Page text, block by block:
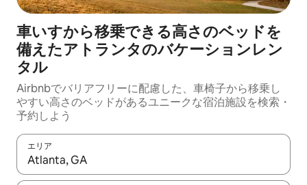
車いすから移乗できる高さのベッドを
備えたアトランタのバケーションレン
タル
Airbnbでバリアフリーに配慮した、車椅子から移乗し
やすい高さのベッドがあるユニークな宿泊施設を検索・
予約しよう
エリア
検索結果が表示されたら、上下の矢印キーを使って移動するか